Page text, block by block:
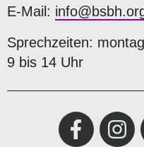
E-Mail:
Sprechzeiten:
9 bis 14 Uhr